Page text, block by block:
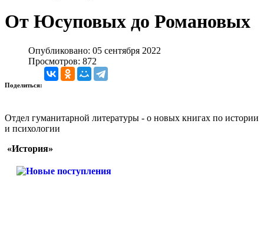
От Юсуповых до Романовых
Опубликовано: 05 сентября 2022
Просмотров: 872
Поделиться:
Отдел гуманитарной литературы - о новых книгах по истории
и психологии
«История»